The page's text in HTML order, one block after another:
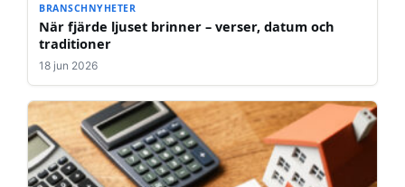
BRANSCHNYHETER
När fjärde ljuset brinner – verser, datum och
traditioner
18 jun 2026